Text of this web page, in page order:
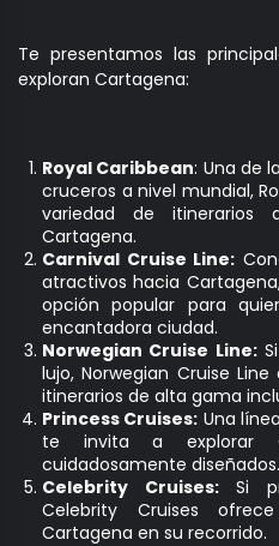
Te presentamos las
exploran Cartagena:
Royal Caribbean: Una de
cruceros a nivel mundial,
variedad de itinerarios
Cartagena.
Carnival Cruise Line:
atractivos hacia
opción popular para
encantadora ciudad.
Norwegian Cruise Line:Si
lujo, Norwegian Cruise
itinerarios de alta gama
Princess Cruises: Una
te invita a explorar
cuidadosamente diseñados.
Celebrity Cruises:Si
Celebrity Cruises
Cartagena en su recorrido.